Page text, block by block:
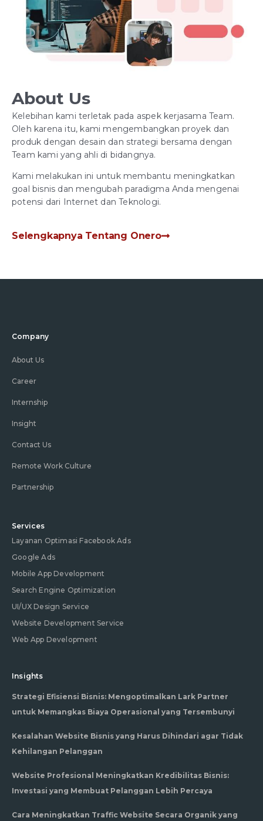
About Us
Kelebihan kami terletak pada aspek kerjasama Team.
Oleh karena itu, kami mengembangkan proyek dan
produk dengan desain dan strategi bersama dengan
Team kami yang ahli di bidangnya.
Kami melakukan ini untuk membantu meningkatkan
goal bisnis dan mengubah paradigma Anda mengenai
potensi dari Internet dan Teknologi.
Selengkapnya Tentang Onero
Company
About Us
Career
Internship
Insight
Contact Us
Remote Work Culture
Partnership
Services
Layanan Optimasi Facebook Ads
Google Ads
Mobile App Development
Search Engine Optimization
UI/UX Design Service
Website Development Service
Web App Development
Insights
Strategi Efisiensi Bisnis: Mengoptimalkan Lark Partner
untuk Memangkas Biaya Operasional yang Tersembunyi
Kesalahan Website Bisnis yang Harus Dihindari agar Tidak
Kehilangan Pelanggan
Website Profesional Meningkatkan Kredibilitas Bisnis:
Investasi yang Membuat Pelanggan Lebih Percaya
Cara Meningkatkan Traffic Website Secara Organik yang